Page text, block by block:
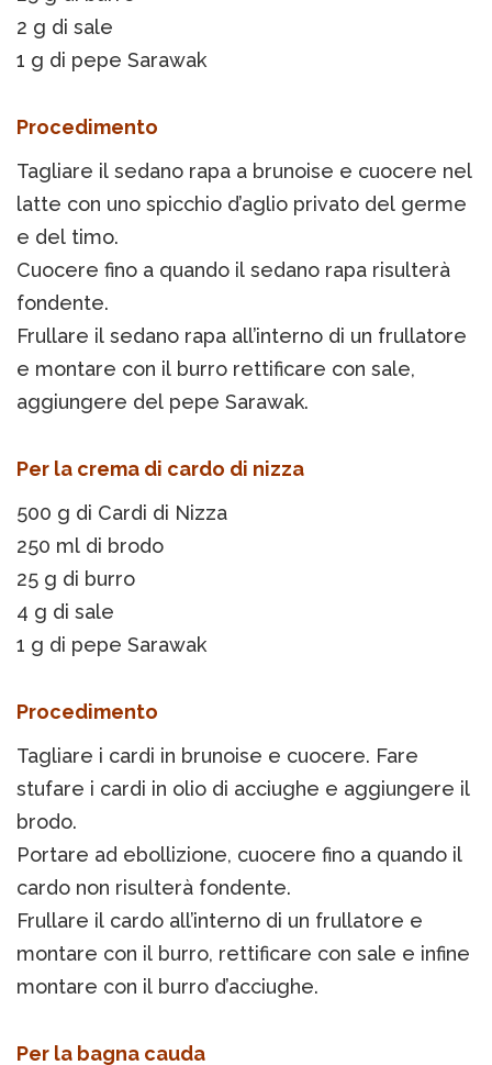
2 g di sale
1 g di pepe Sarawak
Procedimento
Tagliare il sedano rapa a brunoise e cuocere nel
latte con uno spicchio d’aglio privato del germe
e del timo.
Cuocere fino a quando il sedano rapa risulterà
fondente.
Frullare il sedano rapa all’interno di un frullatore
e montare con il burro rettificare con sale,
aggiungere del pepe Sarawak.
Per la crema di cardo di nizza
500 g di Cardi di Nizza
250 ml di brodo
25 g di burro
4 g di sale
1 g di pepe Sarawak
Procedimento
Tagliare i cardi in brunoise e cuocere. Fare
stufare i cardi in olio di acciughe e aggiungere il
brodo.
Portare ad ebollizione, cuocere fino a quando il
cardo non risulterà fondente.
Frullare il cardo all’interno di un frullatore e
montare con il burro, rettificare con sale e infine
montare con il burro d’acciughe.
Per la bagna cauda